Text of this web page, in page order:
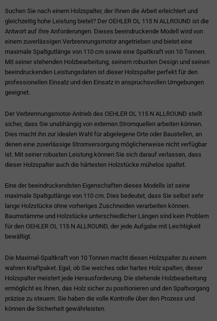
Suchen Sie nach einem Holzspalter, der Ihnen die Arbeit erleichtert und
gleichzeitig hohe Leistung bietet? Der OEHLER OL 115 N ALLROUND ist die
Antwort auf Ihre Anforderungen. Dieses beeindruckende Modell wird von
einem zuverlässigen Verbrennungsmotor angetrieben und bietet eine
maximale Spaltgutlänge von 110 cm sowie eine Spaltkraft von 10 Tonnen.
Mit seiner stehenden Holzbearbeitung, seinem robusten Design und seinen
beeindruckenden Leistungsdaten ist dieser Holzspalter perfekt für den
professionellen Einsatz und den Einsatz in anspruchsvollen Umgebungen
geeignet.
Der Verbrennungsmotor-Antrieb des OEHLER OL 115 N ALLROUND stellt
sicher, dass Sie unabhängig von externen Stromquellen arbeiten können.
Dies macht ihn zur idealen Wahl für abgelegene Orte oder Baustellen, an
denen eine zuverlässige Stromversorgung möglicherweise nicht verfügbar
ist. Mit seiner robusten Leistung können Sie sich darauf verlassen, dass
dieser Holzspalter auch die härtesten Holzstücke mühelos spaltet.
Eine der beeindruckendsten Eigenschaften dieses Modells ist seine
maximale Spaltgutlänge von 110 cm. Dies bedeutet, dass Sie selbst sehr
lange Holzstücke ohne vorheriges Zuschneiden verarbeiten können.
Baumstämme und Holzstücke unterschiedlicher Längen sind kein Problem
für den OEHLER OL 115 N ALLROUND, der jede Aufgabe mit Leichtigkeit
bewältigt.
Die Maximal-Spaltkraft von 10 Tonnen macht diesen Holzspalter zu einem
wahren Kraftpaket. Egal, ob Sie weiches oder hartes Holz spalten, dieser
Holzspalter meistert jede Herausforderung. Die stehende Holzbearbeitung
ermöglicht es Ihnen, das Holz sicher zu positionieren und den Spaltvorgang
präzise zu steuern. Sie haben die volle Kontrolle über den Prozess und
können die Sicherheit gewährleisten.